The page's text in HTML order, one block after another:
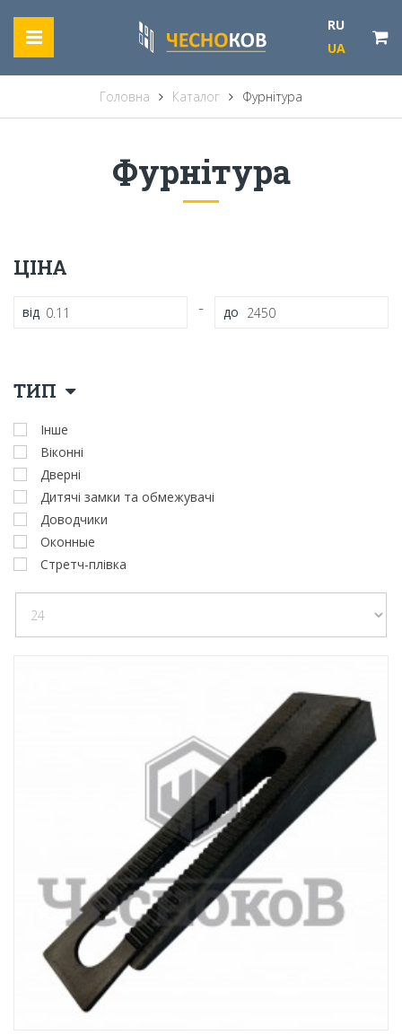
RU
UA
Головна Каталог Фурнітура
Фурнітура
ЦІНА
від - до
ТИП
Інше
Віконні
Дверні
Дитячі замки та обмежувачі
Доводчики
Оконные
Стретч-плівка